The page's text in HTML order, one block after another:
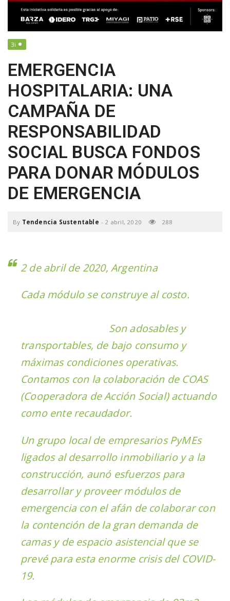
v
i
g
a
t
i
o
n
3i
EMERGENCIA
HOSPITALARIA: UNA
CAMPAÑA DE
RESPONSABILIDAD
SOCIAL BUSCA FONDOS
PARA DONAR MÓDULOS
DE EMERGENCIA
By Tendencia Sustentable - 2 abril, 2020 288
2 de abril de 2020, Argentina
Cada módulo se construye al costo.
Son adosables y
transportables, de bajo consumo y
máximas condiciones operativas.
Contamos con la colaboración de COAS
(Cooperadora de Acción Social) actuando
como ente recaudador.
Un grupo local de empresarios PyMEs
ligados al desarrollo inmobiliario y a la
construcción, aunó esfuerzos para
desarrollar y proveer módulos de
emergencia con el afán de colaborar con
la contención de la gran demanda de
camas y de espacio asistencial que se
prevé para esta enorme crisis del COVID-
19.